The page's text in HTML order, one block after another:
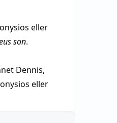
eller
son.
Dennis,
eller